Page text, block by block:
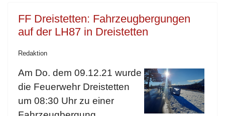
FF Dreistetten: Fahrzeugbergungen
auf der LH87 in Dreistetten
Redaktion
Am Do. dem 09.12.21 wurde
die Feuerwehr Dreistetten
um 08:30 Uhr zu einer